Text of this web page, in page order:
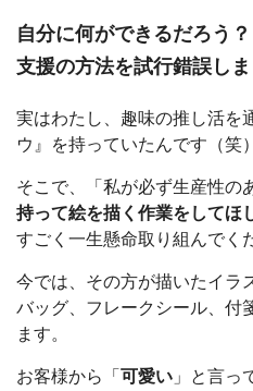
自分に何ができるだろう？
支援の方法を試行錯誤しま
実はわたし、趣味の推し活を
ウ』を持っていたんです（笑
そこで、「私が必ず生産性の
持って絵を描く作業をしてほ
すごく一生懸命取り組んでく
今では、その方が描いたイラ
バッグ、フレークシール、付
ます。
お客様から「 可愛い 」と言っ